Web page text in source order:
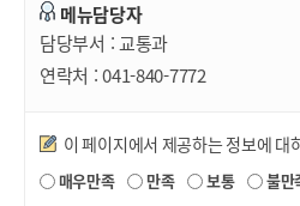
286-2-000001
286-2-000002
286-2-000003 우성
286-2-000004 사곡
메뉴담당자
담당부서 : 교통과
연락처 :041-840-7772
만족도조사
이 페이지에서 제공하는 정보에 대
매우만족 만족 보통 불만